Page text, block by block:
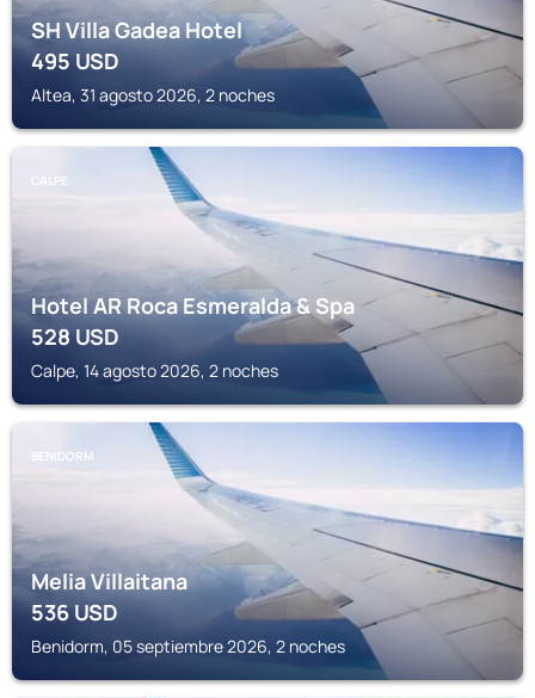
SH Villa Gadea Hotel
495USD
Altea, 31 agosto 2026, 2 noches
CALPE
Hotel AR Roca Esmeralda & Spa
528USD
Calpe, 14 agosto 2026, 2 noches
BENIDORM
Melia Villaitana
536USD
Benidorm, 05 septiembre 2026, 2 noches